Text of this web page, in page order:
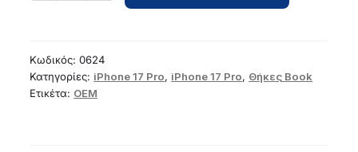
IPHONE
Κωδικός:0624
Κατηγορίες: iPhone 17 Pro, iPhone 17 Pro, Θήκες Book
Ετικέτα: OEM